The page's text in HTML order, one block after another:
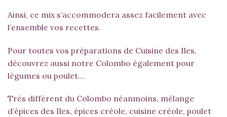
Ainsi, ce mix s’accommodera assez facilement avec
l’ensemble vos recettes.
Pour toutes vos préparations de Cuisine des Iles,
découvrez aussi notre Colombo également pour
légumes ou poulet…
Très différent du Colombo néanmoins, mélange
d’épices des Iles, épices créole, cuisine créole, poulet